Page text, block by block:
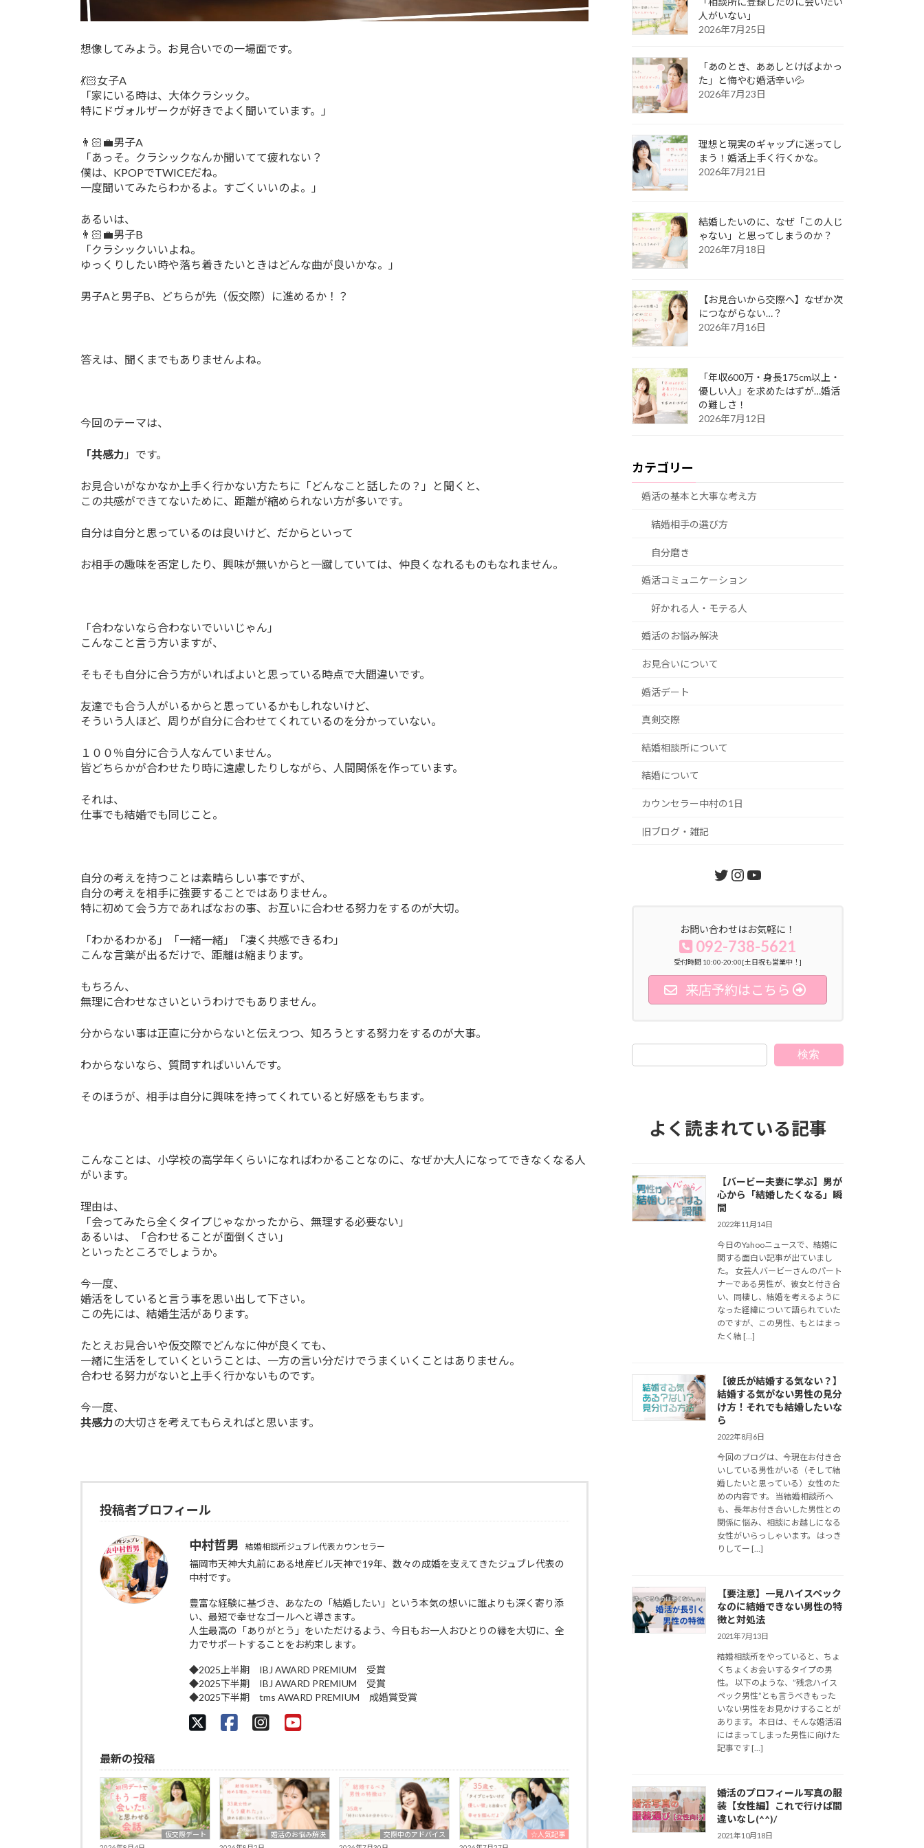
想像してみよう。お見合いでの一場面です。
💃🏻女子A
「家にいる時は、大体クラシック。
特にドヴォルザークが好きでよく聞いています。」
👨🏻‍💼男子A
「あっそ。クラシックなんか聞いてて疲れない？
僕は、KPOPでTWICEだね。
一度聞いてみたらわかるよ。すごくいいのよ。」
あるいは、
👨🏻‍💼男子B
「クラシックいいよね。
ゆっくりしたい時や落ち着きたいときはどんな曲が良いかな。」
男子Aと男子B、どちらが先（仮交際）に進めるか！？
答えは、聞くまでもありませんよね。
今回のテーマは、
「共感力 」です。
お見合いがなかなか上手く行かない方たちに「どんなこと話したの？」と聞くと、
この共感ができてないために、距離が縮められない方が多いです。
自分は自分と思っているのは良いけど、だからといって
お相手の趣味を否定したり、興味が無いからと一蹴していては、仲良くなれるものもなれません。
「合わないなら合わないでいいじゃん」
こんなこと言う方いますが、
そもそも自分に合う方がいればよいと思っている時点で大間違いです。
友達でも合う人がいるからと思っているかもしれないけど、
そういう人ほど、周りが自分に合わせてくれているのを分かっていない。
１００％自分に合う人なんていません。
皆どちらかが合わせたり時に遠慮したりしながら、人間関係を作っています。
それは、
仕事でも結婚でも同じこと。
自分の考えを持つことは素晴らしい事ですが、
自分の考えを相手に強要することではありません。
特に初めて会う方であればなおの事、お互いに合わせる努力をするのが大切。
「わかるわかる」「一緒一緒」「凄く共感できるわ」
こんな言葉が出るだけで、距離は縮まります。
もちろん、
無理に合わせなさいというわけでもありません。
分からない事は正直に分からないと伝えつつ、知ろうとする努力をするのが大事。
わからないなら、質問すればいいんです。
そのほうが、相手は自分に興味を持ってくれていると好感をもちます。
こんなことは、小学校の高学年くらいになればわかることなのに、なぜか大人になってできなくなる人
がいます。
理由は、
「会ってみたら全くタイプじゃなかったから、無理する必要ない」
あるいは、「合わせることが面倒くさい」
といったところでしょうか。
今一度、
婚活をしていると言う事を思い出して下さい。
この先には、結婚生活があります。
たとえお見合いや仮交際でどんなに仲が良くても、
一緒に生活をしていくということは、一方の言い分だけでうまくいくことはありません。
合わせる努力がないと上手く行かないものです。
今一度、
共感力の大切さを考えてもらえればと思います。
投稿者プロフィール
中村哲男 結婚相談所ジュブレ代表カウンセラー
福岡市天神大丸前にある地産ビル天神で19年、数々の成婚を支えてきたジュブレ代表の
中村です。
豊富な経験に基づき、あなたの「結婚したい」という本気の想いに誰よりも深く寄り添
い、最短で幸せなゴールへと導きます。
人生最高の「ありがとう」をいただけるよう、今日もお一人おひとりの縁を大切に、全
力でサポートすることをお約束します。
◆2025上半期 IBJ AWARD PREMIUM 受賞
◆2025下半期 IBJ AWARD PREMIUM 受賞
◆2025下半期 tms AWARD PREMIUM 成婚賞受賞
最新の投稿
仮交際デート
婚活のお悩み解決
交際中のアドバイス
☆人気記事
人がいない」
2026年7月25日
「あのとき、ああしとけばよかっ
た」と悔やむ婚活辛い💦
2026年7月23日
理想と現実のギャップに迷ってし
まう！婚活上手く行くかな。
2026年7月21日
結婚したいのに、なぜ「この人じ
ゃない」と思ってしまうのか？
2026年7月18日
【お見合いから交際へ】なぜか次
につながらない…？
2026年7月16日
「年収600万・身長175cm以上・
優しい人」を求めたはずが…婚活
の難しさ！
2026年7月12日
カテゴリー
婚活の基本と大事な考え方
結婚相手の選び方
自分磨き
婚活コミュニケーション
好かれる人・モテる人
婚活のお悩み解決
お見合いについて
婚活デート
真剣交際
結婚相談所について
結婚について
カウンセラー中村の1日
旧ブログ・雑記
Twitter
Instagram
YouTube
お問い合わせはお気軽に！
092-738-5621
受付時間 10:00-20:00[土日祝も営業中！]
来店予約はこちら
検索
よく読まれている記事
【バービー夫妻に学ぶ】男が
心から「結婚したくなる」瞬
間
2022年11月14日
今日のYahooニュースで、結婚に
関する面白い記事が出ていまし
た。 女芸人バービーさんのパート
ナーである男性が、彼女と付き合
い、同棲し、結婚を考えるように
なった経緯について語られていた
のですが、この男性、もとはまっ
たく結 […]
【彼氏が結婚する気ない？】
結婚する気がない男性の見分
け方！それでも結婚したいな
ら
2022年8月6日
今回のブログは、今現在お付き合
いしている男性がいる（そして結
婚したいと思っている）女性のた
めの内容です。 当結婚相談所へ
も、長年お付き合いした男性との
関係に悩み、相談にお越しになる
女性がいらっしゃいます。 はっき
りしてー […]
【要注意】一見ハイスペック
なのに結婚できない男性の特
徴と対処法
2021年7月13日
結婚相談所をやっていると、ちょ
くちょくお会いするタイプの男
性。 以下のような、”残念ハイス
ペック男性”とも言うべきもった
いない男性をお見かけすることが
あります。 本日は、そんな婚活沼
にはまってしまった男性に向けた
記事です […]
婚活のプロフィール写真の服
装【女性編】これで行けば間
違いなし(^^)/
2021年10月18日